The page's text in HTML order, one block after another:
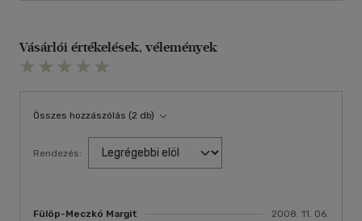
Vásárlói értékelések, vélemények
Összes hozzászólás (2 db)
Rendezés:
Fülöp-Meczkó Margit 2008. 11. 06.